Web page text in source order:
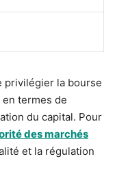
privilégier la bourse
termes de
du capital. Pour
des marchés
et la régulation